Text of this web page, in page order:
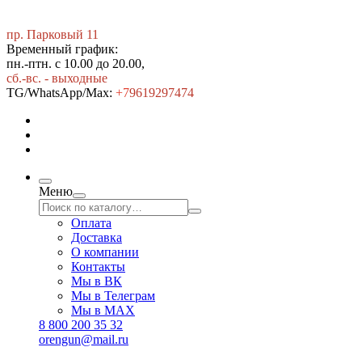
пр. Парковый 11
Временный график:
пн.-птн. с 10.00 до 20.00,
сб.-вс. - выходные
TG/WhatsApp/Max: +79619297474
Меню
Оплата
Доставка
О компании
Контакты
Мы в ВК
Мы в Телеграм
Мы в МAX
8 800 200 35 32
orengun@mail.ru